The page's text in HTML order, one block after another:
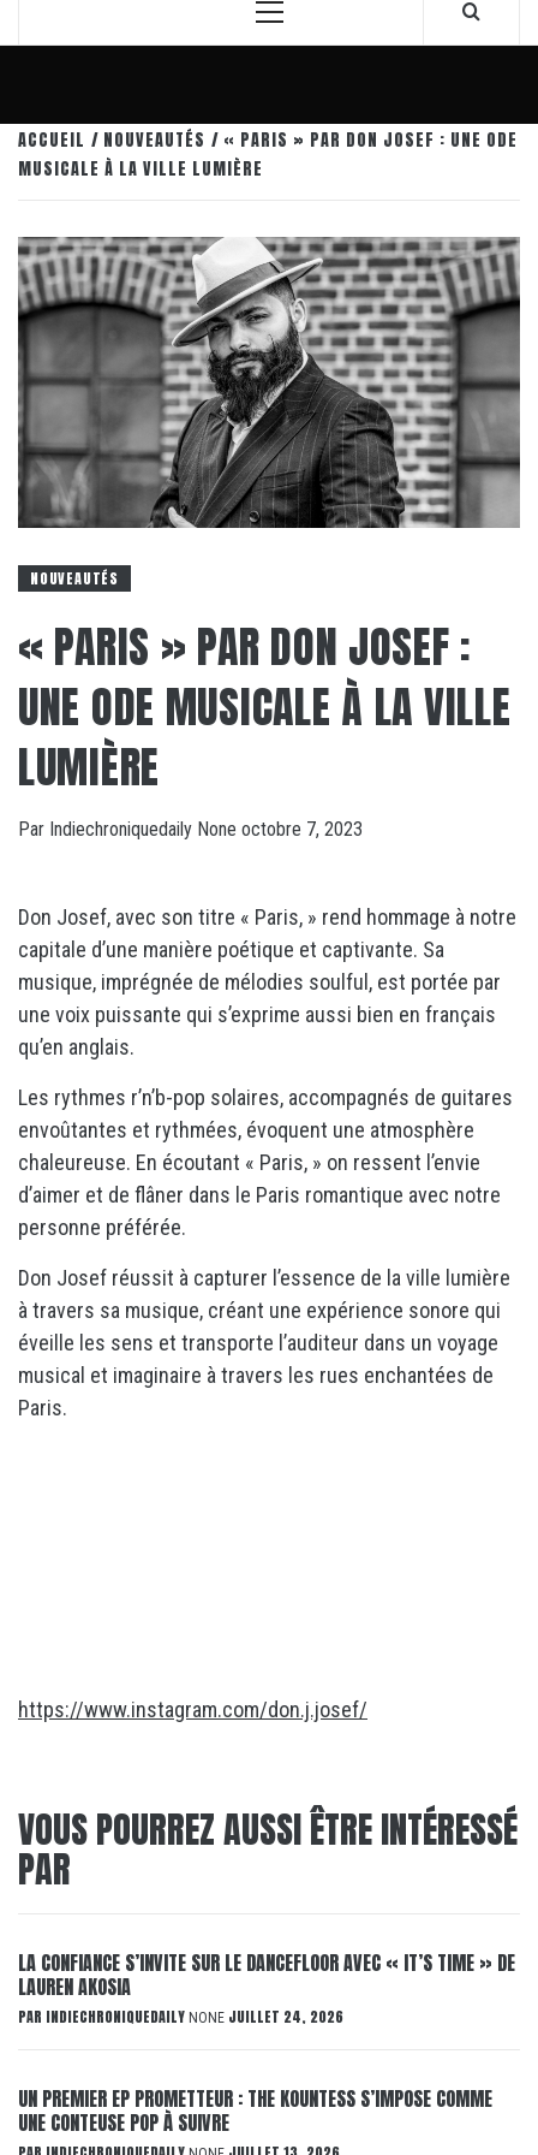
Menu
ACCUEIL NOUVEAUTÉS
« PARIS » PAR DON JOSEF : UNE ODE
MUSICALE À LA VILLE LUMIÈRE
NOUVEAUTÉS
« PARIS » PAR DON JOSEF :
UNE ODE MUSICALE À LA VILLE
LUMIÈRE
Par Indiechroniquedaily None octobre 7, 2023
Don Josef, avec son titre « Paris, » rend hommage à notre
capitale d’une manière poétique et captivante. Sa
musique, imprégnée de mélodies soulful, est portée par
une voix puissante qui s’exprime aussi bien en français
qu’en anglais.
Les rythmes r’n’b-pop solaires, accompagnés de guitares
envoûtantes et rythmées, évoquent une atmosphère
chaleureuse. En écoutant « Paris, » on ressent l’envie
d’aimer et de flâner dans le Paris romantique avec notre
personne préférée.
Don Josef réussit à capturer l’essence de la ville lumière
à travers sa musique, créant une expérience sonore qui
éveille les sens et transporte l’auditeur dans un voyage
musical et imaginaire à travers les rues enchantées de
Paris.
https://www.instagram.com/don.j.josef/
VOUS POURREZ AUSSI ÊTRE INTÉRESSÉ
PAR
LA CONFIANCE S’INVITE SUR LE DANCEFLOOR AVEC « IT’S TIME » DE
LAUREN AKOSIA
PAR INDIECHRONIQUEDAILY NONE JUILLET 24, 2026
UN PREMIER EP PROMETTEUR : THE KOUNTESS S’IMPOSE COMME
UNE CONTEUSE POP À SUIVRE